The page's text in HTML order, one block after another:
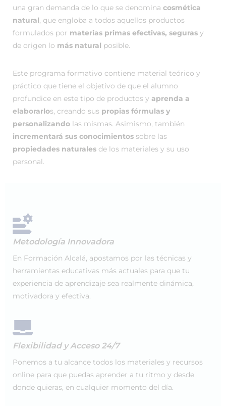
una gran demanda de lo que se denomina cosmética
natural, que engloba a todos aquellos productos
formulados por materias primas efectivas, seguras y
de origen lo más natural posible.
Este programa formativo contiene material teórico y
práctico que tiene el objetivo de que el alumno
profundice en este tipo de productos y aprenda a
elaborarlos, creando sus propias fórmulas y
personalizando las mismas. Asimismo, también
incrementará sus conocimientos sobre las
propiedades naturales de los materiales y su uso
personal.
Metodología Innovadora
En Formación Alcalá, apostamos por las técnicas y
herramientas educativas más actuales para que tu
experiencia de aprendizaje sea realmente dinámica,
motivadora y efectiva.
Flexibilidad y Acceso 24/7
Ponemos a tu alcance todos los materiales y recursos
online para que puedas aprender a tu ritmo y desde
donde quieras, en cualquier momento del día.